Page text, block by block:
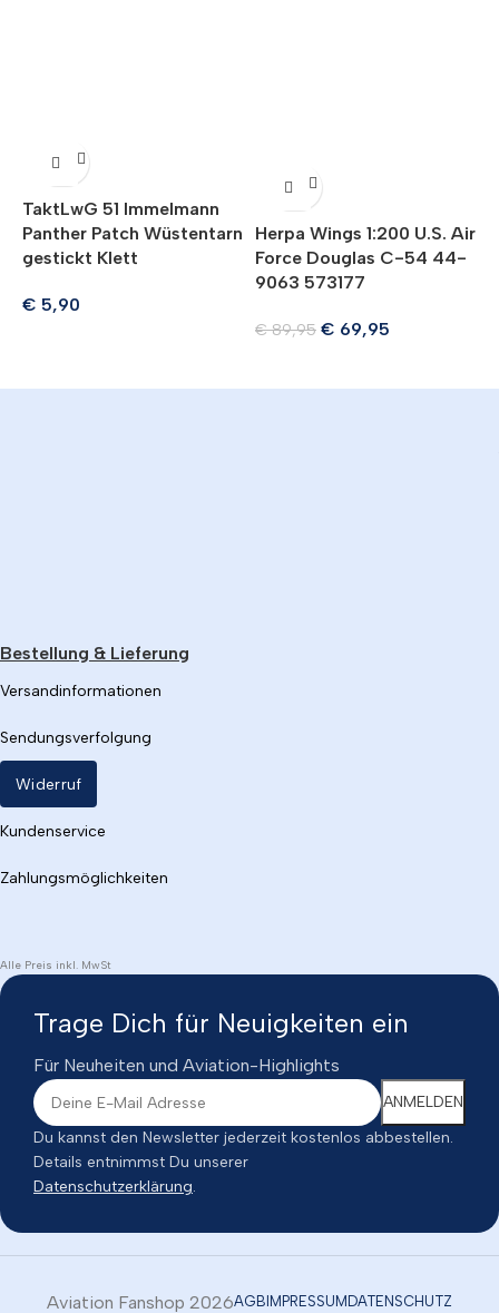
TaktLwG 51 Immelmann
Panther Patch Wüstentarn
gestickt Klett
€ 5,90
Herpa Wings 1:200 U.S. Air
Force Douglas C-54 44-
9063 573177
€89,95 € 69,95
Bestellung & Lieferung
Versandinformationen
Sendungsverfolgung
Widerruf
Kundenservice
Zahlungsmöglichkeiten
Alle Preis inkl. MwSt
Trage Dich für Neuigkeiten ein
Für Neuheiten und Aviation-Highlights
Du kannst den Newsletter jederzeit kostenlos abbestellen.
Details entnimmst Du unserer
Datenschutzerklärung.
Aviation Fanshop 2026AGB IMPRESSUM DATENSCHUTZ